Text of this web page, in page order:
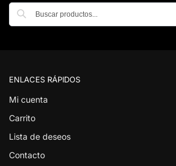
ENLACES RÁPIDOS
Mi cuenta
Carrito
Lista de deseos
Contacto